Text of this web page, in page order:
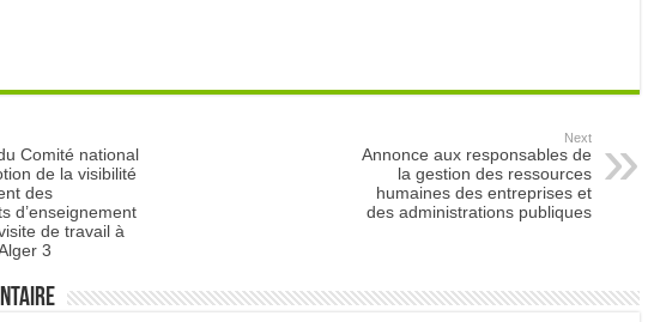
Comité national
de la visibilité
des
d’enseignement
de travail à
3
Next
Annonce aux responsables de
la gestion des ressources
humaines des entreprises et
des administrations publiques